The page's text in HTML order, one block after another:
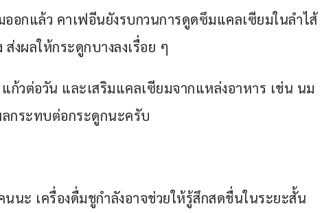
อกแล้ว คาเฟอีนยังรบกวนการดูดซึมแคลเซียมในลำไส้
งผลให้กระดูกบางลงเรื่อย ๆ
ก้วต่อวัน และเสริมแคลเซียมจากแหล่งอาหาร เช่น นม
ลกระทบต่อกระดูกนะครับ
นะ เครื่องดื่มชูกำลังอาจช่วยให้รู้สึกสดชื่นในระยะสั้น